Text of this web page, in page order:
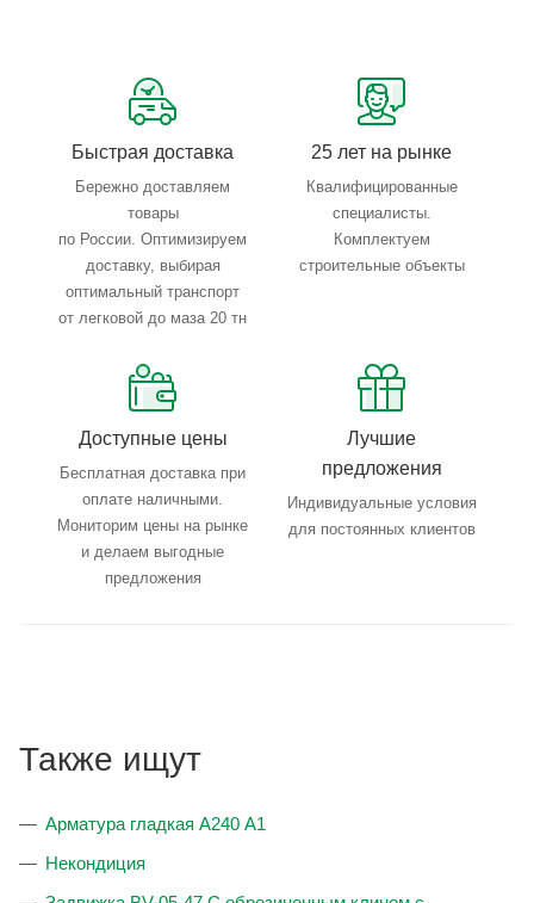
Тройной весовой контроль: въезд, погрузка, выезд
Быстрая доставка
Бережно доставляем
товары
по России. Оптимизируем
доставку, выбирая
оптимальный транспорт
от легковой до маза 20 тн
25 лет на рынке
Квалифицированные
специалисты.
Комплектуем
строительные объекты
Доступные цены
Бесплатная доставка при
оплате наличными.
Мониторим цены на рынке
и делаем выгодные
предложения
Лучшие
предложения
Индивидуальные условия
для постоянных клиентов
Также ищут
Арматура гладкая А240 А1
Некондиция